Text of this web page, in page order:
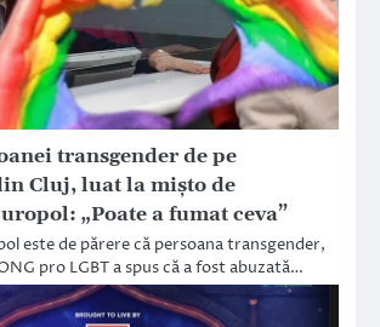
transgender de pe
Cluj, luat la mișto de
„Poate a fumat ceva”
este de părere că persoana transgender,
pro LGBT a spus că a fost abuzată…